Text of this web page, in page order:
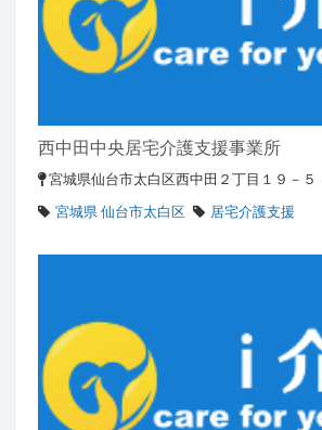
西中田中央居宅介護支援事業所
宮城県仙台市太白区西中田２丁目１９－５
宮城県 仙台市太白区
居宅介護支援